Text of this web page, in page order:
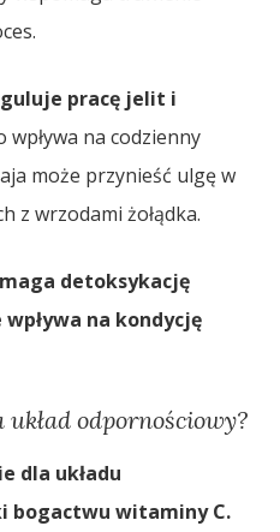
pracę jelit i
wpływa na codzienny
może przynieść ulgę w
z wrzodami żołądka.
detoksykację
na kondycję
odpornościowy?
dla układu
bogactwu witaminy C.